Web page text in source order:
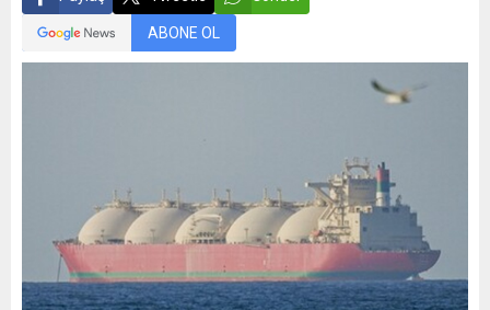
ABONE OL